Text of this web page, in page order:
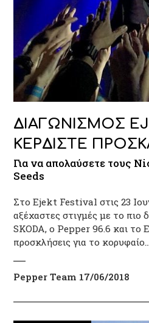
ΔΙΑΓΩΝΙΣΜΟΣ
ΚΕΡΔΙΣΤΕ
Για να απολαύσετε τους
Seeds
Στο Ejekt Festival στις 23
αξέχαστες στιγμές με το
SKODA, ο Pepper 96.6 και το
προσκλήσεις για το
Pepper Team 17/06/2018